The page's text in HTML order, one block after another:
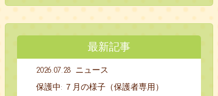
最新記事
2026.07.28
ニュース
保護中: ７月の様子（保護者専用）